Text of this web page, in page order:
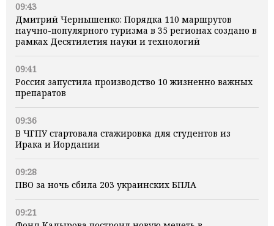
09:43
Дмитрий Чернышенко: Порядка 110 маршрутов
научно-популярного туризма в 35 регионах создано в
рамках Десятилетия науки и технологий
09:41
Россия запустила производство 10 жизненно важных
препаратов
09:36
В ЧГПУ стартовала стажировка для студентов из
Ирака и Иордании
09:28
ПВО за ночь сбила 203 украинских БПЛА
09:21